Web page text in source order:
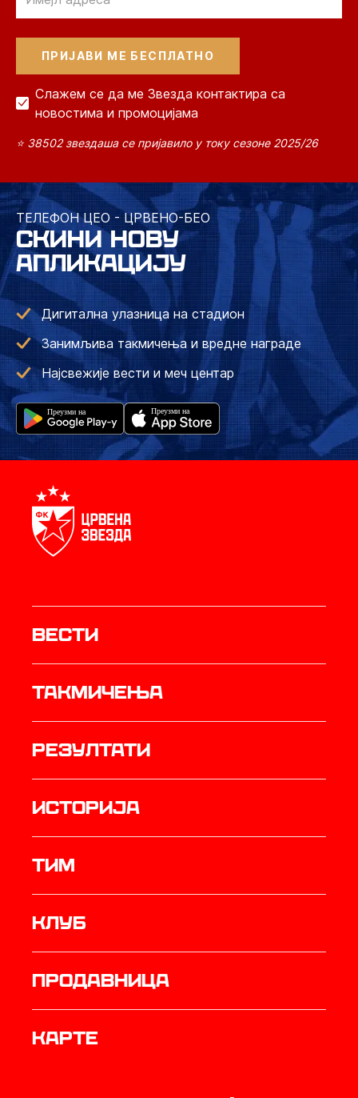
Слажем се да ме Звезда контактира са
новостима и промоцијама
⭐ 38502 звездаша се пријавило у току сезоне 2025/26
ТЕЛЕФОН ЦЕО - ЦРВЕНО-БЕО
СКИНИ НОВУ
АПЛИКАЦИЈУ
Дигитална улазница на стадион
Занимљива такмичења и вредне награде
Најсвежије вести и меч центар
Вести
Такмичења
резултати
историја
ТИМ
Клуб
продавница
Карте